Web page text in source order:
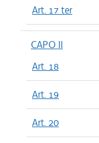
Art. 17 ter
CAPO II
Art. 18
Art. 19
Art. 20